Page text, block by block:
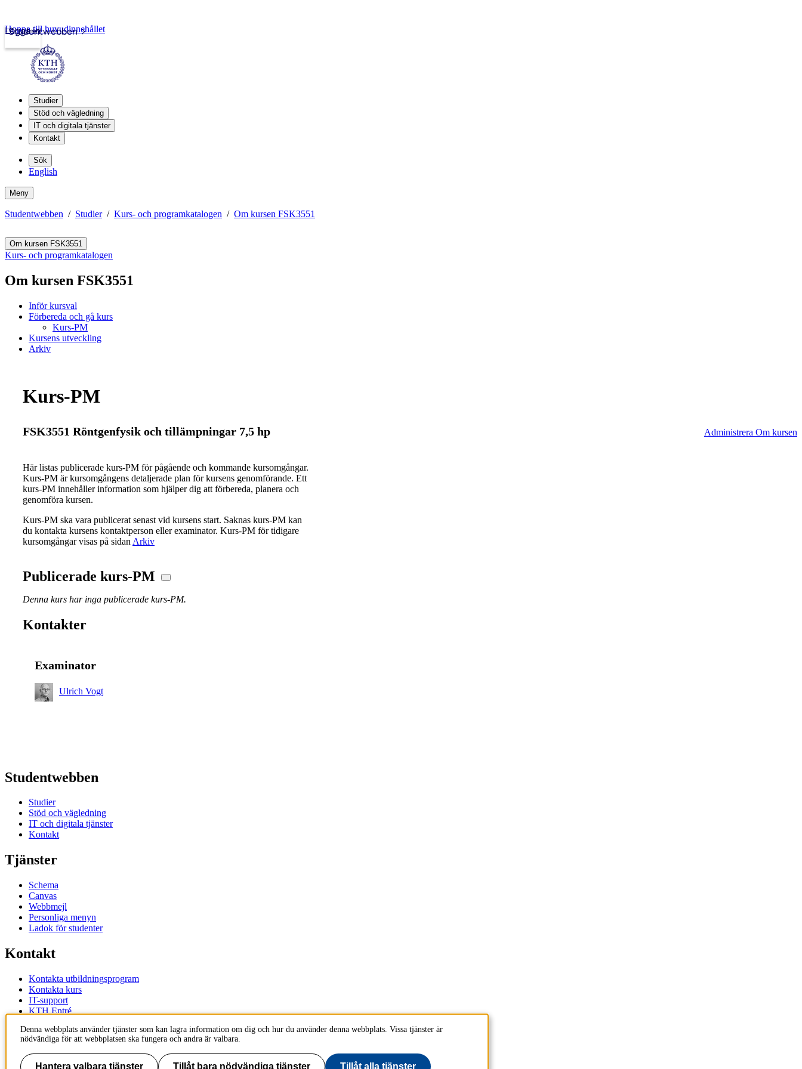
Studentwebben
Logga in
Hoppa till huvudinnehållet
Studier
Stöd och vägledning
IT och digitala tjänster
Kontakt
Sök
English
Meny
Studentwebben Studier Kurs- och programkatalogen Om kursen FSK3551
Om kursen FSK3551
Kurs- och programkatalogen
Om kursen FSK3551
Inför kursval
Förbereda och gå kurs
Kurs-PM
Kursens utveckling
Arkiv
Kurs-PM
FSK3551 Röntgenfysik och tillämpningar 7,5 hp Administrera Om kursen
Här listas publicerade kurs-PM för pågående och kommande kursomgångar.
Kurs-PM är kursomgångens detaljerade plan för kursens genomförande. Ett
kurs-PM innehåller information som hjälper dig att förbereda, planera och
genomföra kursen.
Kurs-PM ska vara publicerat senast vid kursens start. Saknas kurs-PM kan
du kontakta kursens kontaktperson eller examinator. Kurs-PM för tidigare
kursomgångar visas på sidan Arkiv
Publicerade kurs-PM
Denna kurs har inga publicerade kurs-PM.
Kontakter
Examinator
Ulrich Vogt
Studentwebben
Studier
Stöd och vägledning
IT och digitala tjänster
Kontakt
Tjänster
Schema
Canvas
Webbmejl
Personliga menyn
Ladok för studenter
Kontakt
Kontakta utbildningsprogram
Kontakta kurs
IT-support
KTH Entré
KTH
100 44 Stockholm
+46 8 790 60 00
Denna webbplats använder tjänster som kan lagra information om dig och hur du använder denna webbplats. Vissa tjänster är
nödvändiga för att webbplatsen ska fungera och andra är valbara.
Hantera valbara tjänster Tillåt bara nödvändiga tjänster Tillåt alla tjänster